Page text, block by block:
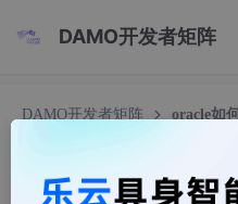
DAMO开发者矩阵
DAMO开发者矩阵
oracle如
oracle如何把一个表